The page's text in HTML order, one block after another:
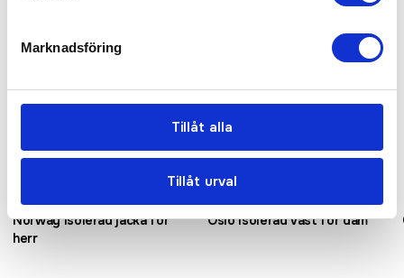
Marknadsföring
Tillåt alla
Tillåt urval
Norway isolerad jacka för
herr
Oslo isolerad väst för dam